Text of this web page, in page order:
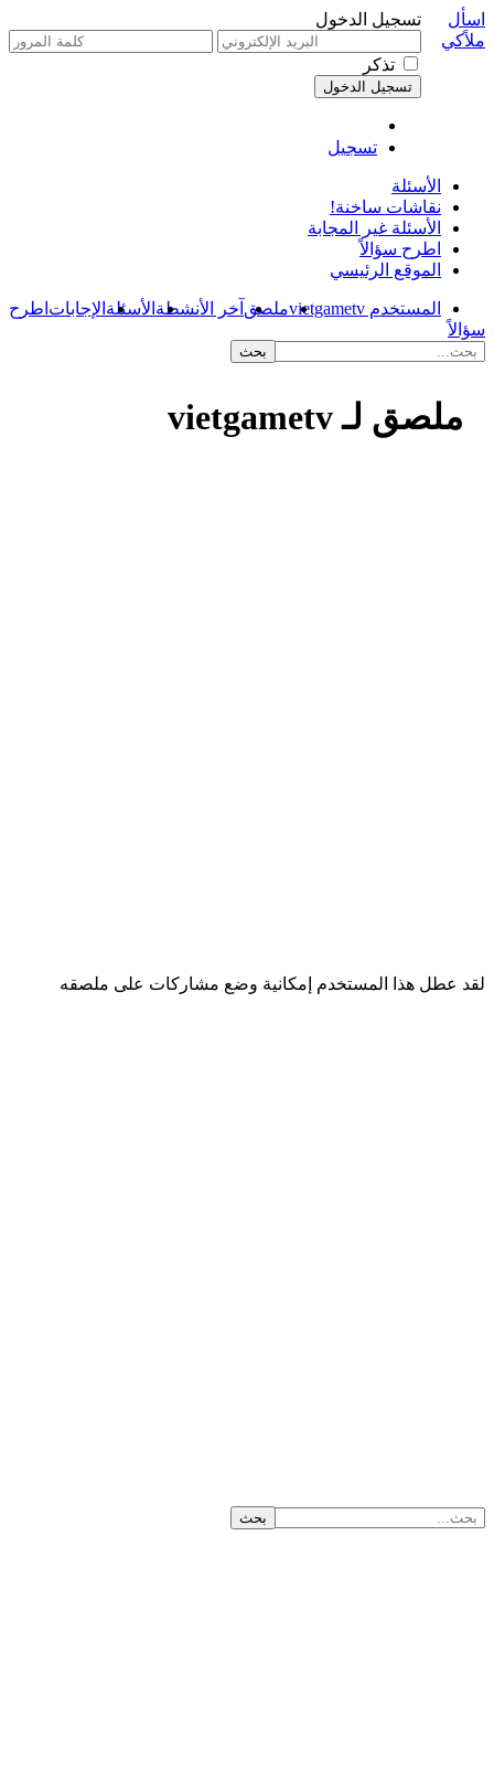
تسجيل الدخول
تذكر
تسجيل
اسأل
ملاًكي
الأسئلة
نقاشات ساخنة!
الأسئلة غير المجابة
اطرح سؤالاً
الموقع الرئيسي
المستخدم vietgametv ملصق آخر الأنشطة الأسئلة الإجابات اطرح
سؤالاً
ملصق لـ vietgametv
لقد عطل هذا المستخدم إمكانية وضع مشاركات على ملصقه